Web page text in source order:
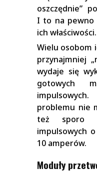
oszczędnie”
I to na pewno
ich właściwości.
Wielu osobom
przynajmniej
wydaje się
gotowych
problemu nie
też sporo
impulsowych
10 amperów.
Moduły